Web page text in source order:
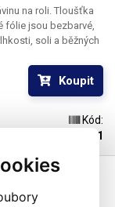
na roli. Tloušťka
soli a běžných
pytlů, sáčků a
100%
k
zákona č.
všemi impulsními
Šířka:
rozměrů +/- 10%
Koupit
Kód:
102181